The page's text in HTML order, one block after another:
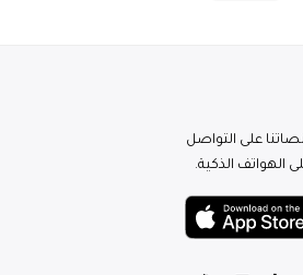
على التواصل
الهواتف الذكية.